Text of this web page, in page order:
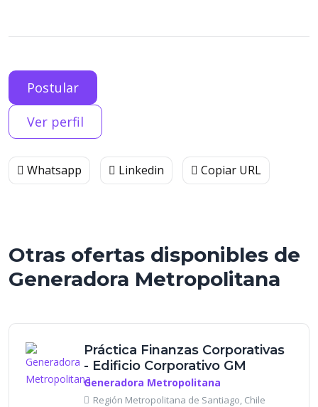
Postular
Ver perfil
Whatsapp Linkedin Copiar URL
Otras ofertas disponibles de
Generadora Metropolitana
Práctica Finanzas Corporativas
- Edificio Corporativo GM
Generadora Metropolitana
Región Metropolitana de Santiago, Chile